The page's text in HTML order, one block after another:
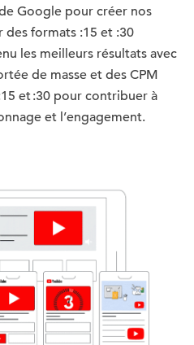
Google pour créer nos
des formats :15 et :30
les meilleurs résultats avec
de masse et des CPM
et :30 pour contribuer à
et l’engagement.